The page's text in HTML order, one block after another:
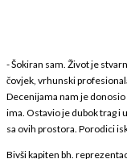
- Šokiran sam. Život je
čovjek, vrhunski
Decenijama nam je
ima. Ostavio je dubok trag i
sa ovih prostora. Porodici
Bivši kapiten bh.